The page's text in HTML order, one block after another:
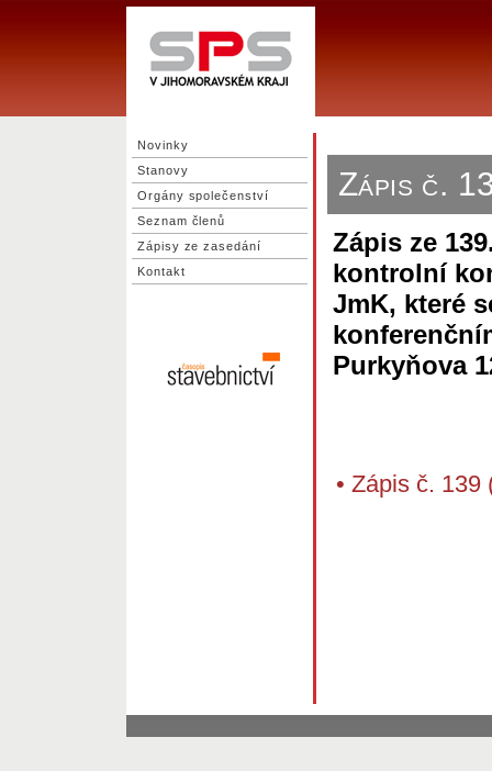
Novinky
Stanovy
Orgány společenství
Seznam členů
Zápisy ze zasedání
Kontakt
Zápis č.
Zápis ze
kontrolní
JmK, které
Purkyňova
• Zápis č. 139